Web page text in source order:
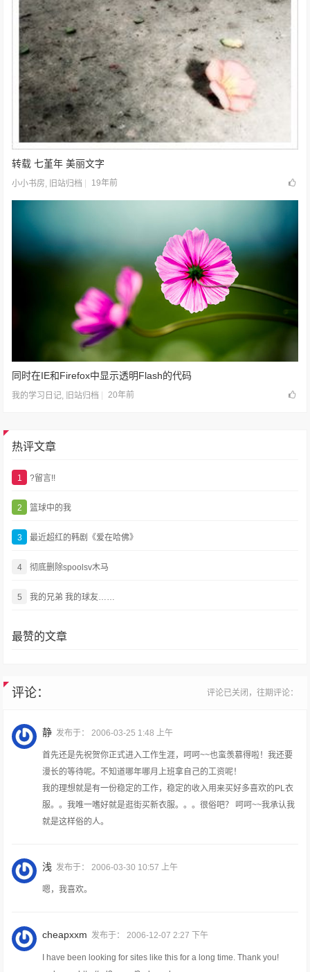
转载 七堇年 美丽文字
小小书房, 旧站归档 19年前
同时在IE和Firefox中显示透明Flash的代码
我的学习日记 旧站归档 20年前
热评文章
1 ?留言!!
2 篮球中的我
3 最近超红的韩剧《爱在哈佛》
4 彻底删除spoolsv木马
5 我的兄弟 我的球友……
最赞的文章
评论： 评论已关闭，往期评论：
静 发布于： 2006-03-25 1:48 上午
首先还是先祝贺你正式进入工作生涯，呵呵~~也蛮羡慕得啦！我还要
漫长的等待呢。不知道哪年哪月上班拿自己的工资呢！
我的理想就是有一份稳定的工作，稳定的收入用来买好多喜欢的PL衣
服。。我唯一嗜好就是逛街买新衣服。。。很俗吧？ 呵呵~~我承认我
就是这样俗的人。
浅 发布于： 2006-03-30 10:57 上午
嗯，我喜欢。
cheapxxm 发布于： 2006-12-07 2:27 下午
I have been looking for sites like this for a long time. Thank you!